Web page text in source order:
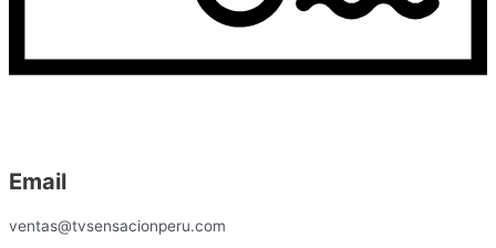
Email
ventas@tvsensacionperu.com